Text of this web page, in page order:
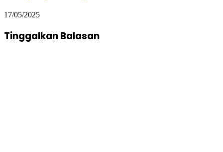
17/05/2025
Tinggalkan Balasan